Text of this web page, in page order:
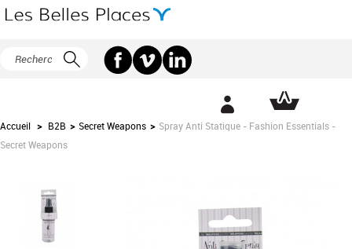
Accueil > B2B > Secret Weapons > Spray Anti Statique - Fashion Essentials -
Secret Weapons